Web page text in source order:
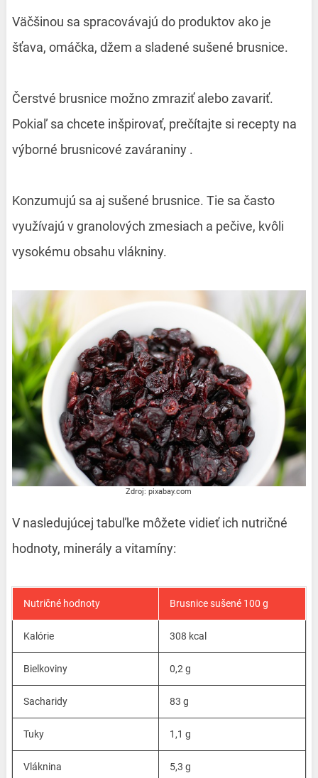
Väčšinou sa spracovávajú do produktov ako je
šťava, omáčka, džem a sladené sušené brusnice.
Čerstvé brusnice možno zmraziť alebo zavariť.
Pokiaľ sa chcete inšpirovať, prečítajte si recepty na
výborné brusnicové zaváraniny .
Konzumujú sa aj sušené brusnice. Tie sa často
využívajú v granolových zmesiach a pečive, kvôli
vysokému obsahu vlákniny.
Zdroj: pixabay.com
V nasledujúcej tabuľke môžete vidieť ich nutričné
hodnoty, minerály a vitamíny:
Nutričné hodnoty Brusnice sušené 100 g
Kalórie 308 kcal
Bielkoviny 0,2 g
Sacharidy 83 g
Tuky 1,1 g
Vláknina 5,3 g